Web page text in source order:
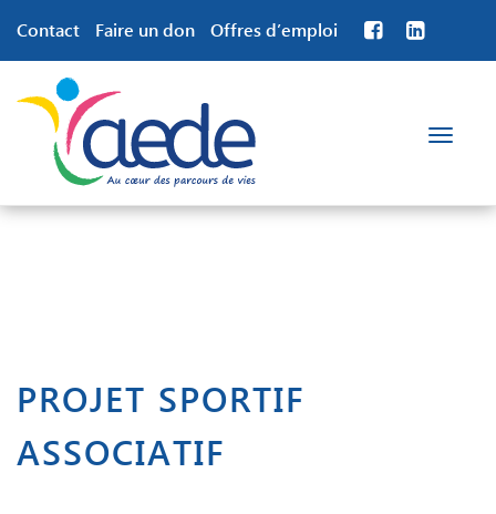
Contact Faire un don Offres d’emploi
Toggle
PROJET SPORTIF
ASSOCIATIF